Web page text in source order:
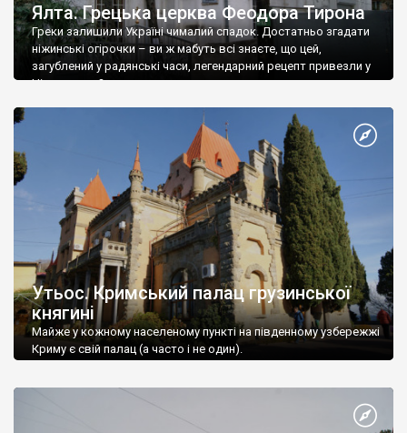
Ялта. Грецька церква Феодора Тирона
Греки залишили Україні чималий спадок. Достатньо згадати
ніжинські огірочки – ви ж мабуть всі знаєте, що цей,
загублений у радянські часи, легендарний рецепт привезли у
Ніжин греки?
Утьос. Кримський палац грузинської
княгині
Майже у кожному населеному пункті на південному узбережжі
Криму є свій палац (а часто і не один).